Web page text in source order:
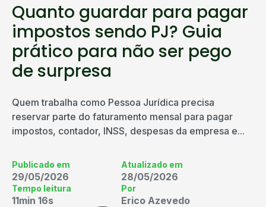
Quanto guardar para pagar
impostos sendo PJ? Guia
prático para não ser pego
de surpresa
Quem trabalha como Pessoa Jurídica precisa
reservar parte do faturamento mensal para pagar
impostos, contador, INSS, despesas da empresa e...
Publicado em
29/05/2026
Atualizado em
28/05/2026
Tempo leitura
11min 16s
Por
Erico Azevedo